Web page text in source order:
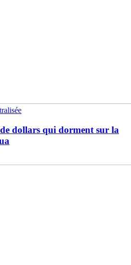
dollars qui dorment sur la